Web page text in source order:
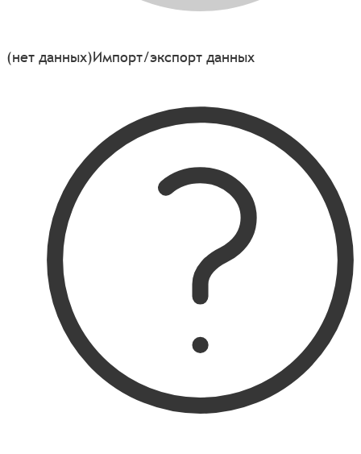
(нет данных)Импорт/экспорт данных